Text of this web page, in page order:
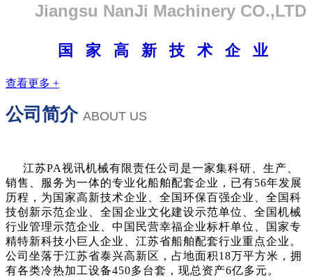
Jiangsu NanJi Machinery CO.,LTD
国 家 高 新 技 术 企 业
查看更多 +
公司简介 ABOUT US
江苏PA视讯机械有限责任公司是一家集科研、生产、
销售、服务为一体的专业化船舶配套企业，已有56年发展
历程，为国家高新技术企业、全国环保百强企业、全国科
技创新示范企业、全国企业文化建设示范单位、全国机械
行业管理示范企业、中国民营幸福企业标杆单位、国家专
精特新科技小巨人企业、江苏省船舶配套行业重点企业。
公司坐落于江苏省泰兴高新区，占地面积18万平方米，拥
有各类冷热加工设备450多台套，现总资产6亿多元。